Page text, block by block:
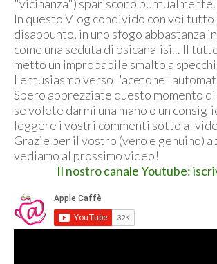
"vicinanza") spariscono puntualmente.
In questo Vlog condivido con voi tutto
disappunto, in uno sfogo abbastanza
come una seduta di psicanalisi... Il
metto un improbabile smalto a
l'entusiasmo verso l'acetone
Spero apprezziate questo momento
se volete darmi una mano o un
leggere i vostri commenti sotto al
Grazie per il vostro (vero e genuino)
vediamo al prossimo video!
Il nostro canale Youtube: